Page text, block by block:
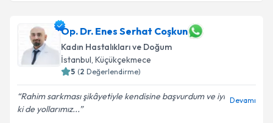
Op. Dr. Enes Serhat Coşkun
Kadın Hastalıkları ve Doğum
İstanbul, Küçükçekmece
5 (2 Değerlendirme)
Rahim sarkması şikâyetiyle kendisine başvurdum ve iyi
ki de yollarımız...
Devamı